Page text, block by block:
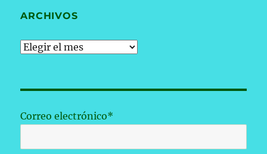
ARCHIVOS
Archivos
Correo electrónico*